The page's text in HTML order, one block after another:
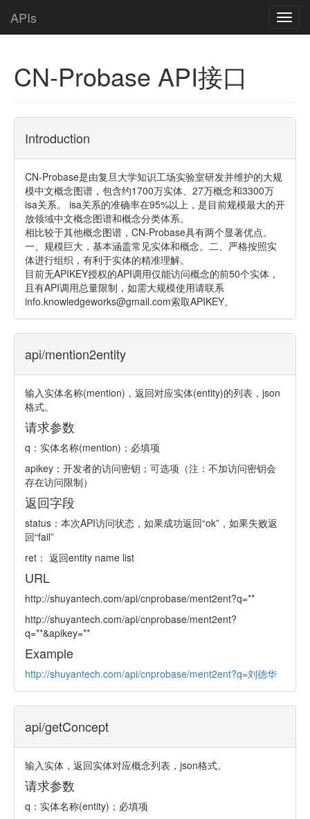
APIs
CN-Probase API接口
Introduction
CN-Probase是由复旦大学知识工场实验室研发并维护的大规
模中文概念图谱，包含约1700万实体、27万概念和3300万
isa关系。 isa关系的准确率在95%以上，是目前规模最大的开
放领域中文概念图谱和概念分类体系。
相比较于其他概念图谱，CN-Probase具有两个显著优点。
一、规模巨大，基本涵盖常见实体和概念。二、严格按照实
体进行组织，有利于实体的精准理解。
目前无APIKEY授权的API调用仅能访问概念的前50个实体，
且有API调用总量限制，如需大规模使用请联系
info.knowledgeworks@gmail.com索取APIKEY。
api/mention2entity
输入实体名称(mention)，返回对应实体(entity)的列表，json
格式。
请求参数
q：实体名称(mention)；必填项
apikey：开发者的访问密钥；可选项（注：不加访问密钥会
存在访问限制）
返回字段
status：本次API访问状态，如果成功返回“ok”，如果失败返
回“fail”
ret： 返回entity name list
URL
http://shuyantech.com/api/cnprobase/ment2ent?q=**
http://shuyantech.com/api/cnprobase/ment2ent?
q=**&apikey=**
Example
http://shuyantech.com/api/cnprobase/ment2ent?q=刘德华
api/getConcept
输入实体，返回实体对应概念列表，json格式。
请求参数
q：实体名称(entity)；必填项